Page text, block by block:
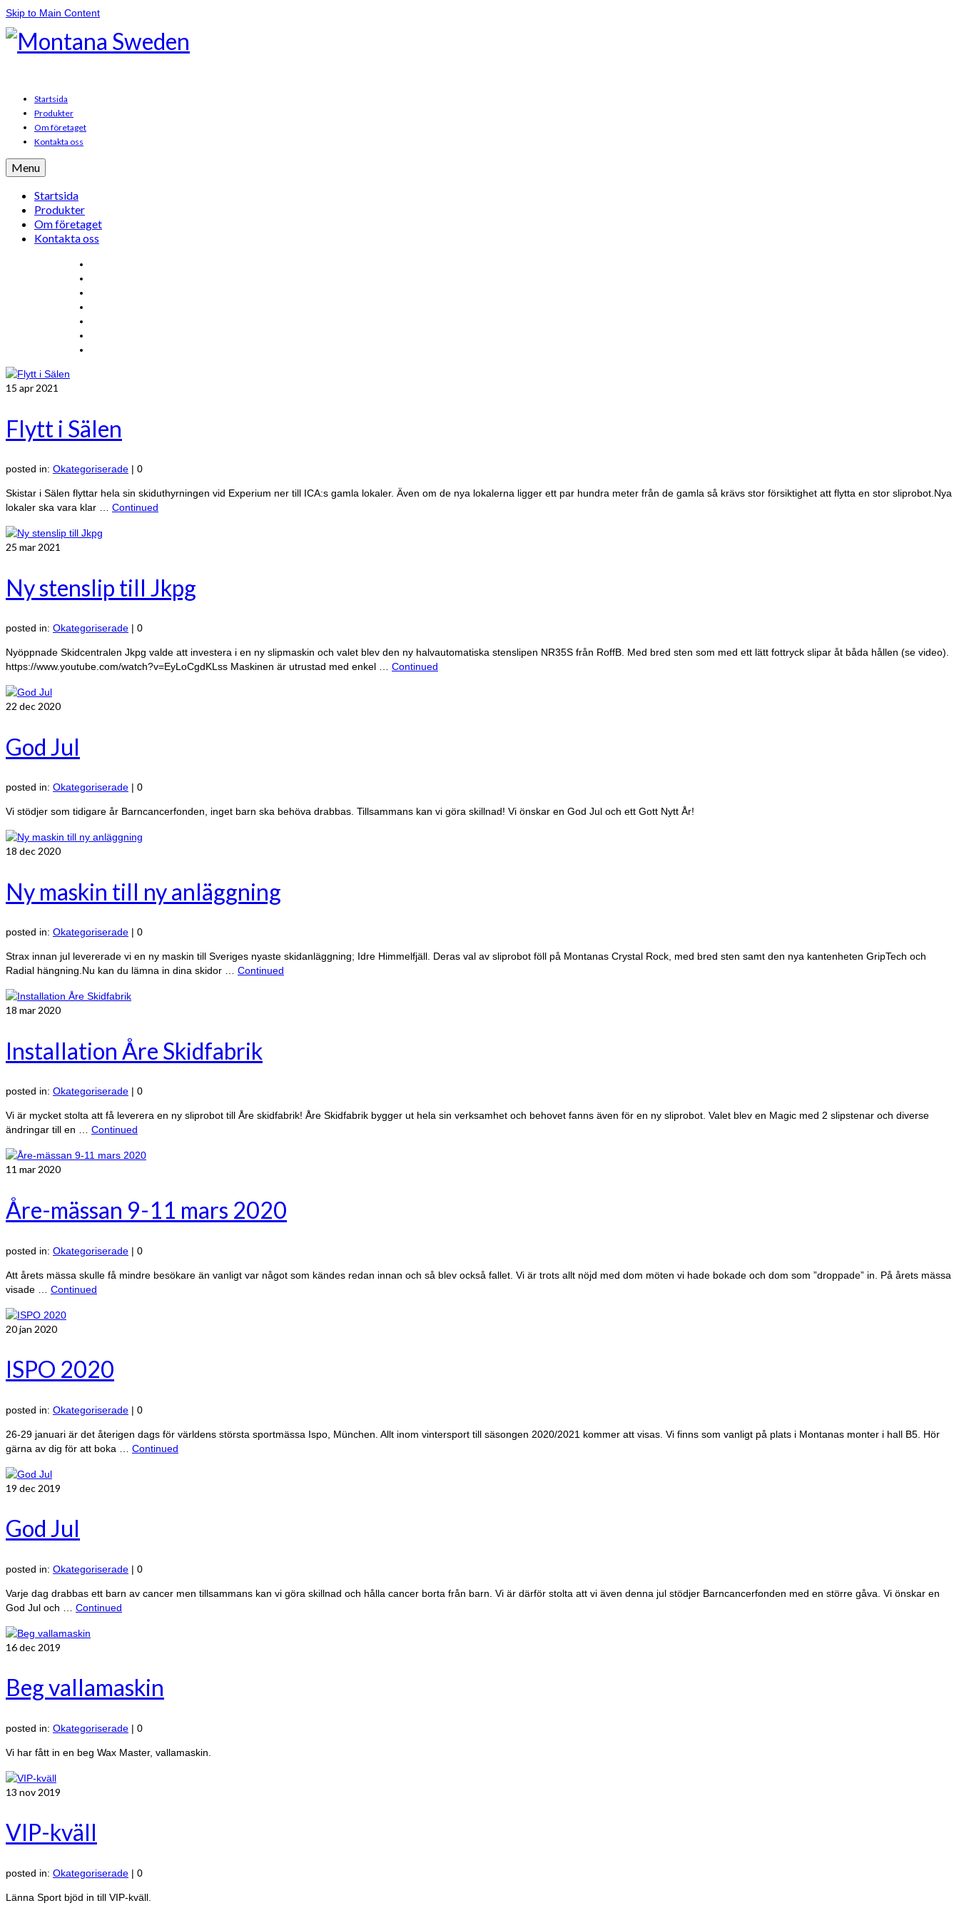
Skip to Main Content
Startsida
Produkter
Om företaget
Kontakta oss
Menu
Startsida
Produkter
Om företaget
Kontakta oss
15 apr 2021
Flytt i Sälen
posted in: Okategoriserade | 0
Skistar i Sälen flyttar hela sin skiduthyrningen vid Experium ner till ICA:s gamla lokaler. Även om de nya lokalerna ligger ett par hundra meter från de gamla så krävs stor försiktighet att flytta en stor sliprobot.Nya
lokaler ska vara klar … Continued
25 mar 2021
Ny stenslip till Jkpg
posted in: Okategoriserade | 0
Nyöppnade Skidcentralen Jkpg valde att investera i en ny slipmaskin och valet blev den ny halvautomatiska stenslipen NR35S från RoffB. Med bred sten som med ett lätt fottryck slipar åt båda hållen (se video).
https://www.youtube.com/watch?v=EyLoCgdKLss Maskinen är utrustad med enkel … Continued
22 dec 2020
God Jul
posted in: Okategoriserade | 0
Vi stödjer som tidigare år Barncancerfonden, inget barn ska behöva drabbas. Tillsammans kan vi göra skillnad! Vi önskar en God Jul och ett Gott Nytt År!
18 dec 2020
Ny maskin till ny anläggning
posted in: Okategoriserade | 0
Strax innan jul levererade vi en ny maskin till Sveriges nyaste skidanläggning; Idre Himmelfjäll. Deras val av sliprobot föll på Montanas Crystal Rock, med bred sten samt den nya kantenheten GripTech och
Radial hängning.Nu kan du lämna in dina skidor … Continued
18 mar 2020
Installation Åre Skidfabrik
posted in: Okategoriserade | 0
Vi är mycket stolta att få leverera en ny sliprobot till Åre skidfabrik! Åre Skidfabrik bygger ut hela sin verksamhet och behovet fanns även för en ny sliprobot. Valet blev en Magic med 2 slipstenar och diverse
ändringar till en … Continued
11 mar 2020
Åre-mässan 9-11 mars 2020
posted in: Okategoriserade | 0
Att årets mässa skulle få mindre besökare än vanligt var något som kändes redan innan och så blev också fallet. Vi är trots allt nöjd med dom möten vi hade bokade och dom som ”droppade” in. På årets mässa
visade … Continued
20jan 2020
ISPO 2020
posted in: Okategoriserade | 0
26-29 januari är det återigen dags för världens största sportmässa Ispo, München. Allt inom vintersport till säsongen 2020/2021 kommer att visas. Vi finns som vanligt på plats i Montanas monter i hall B5. Hör
gärna av dig för att boka … Continued
19 dec 2019
God Jul
posted in: Okategoriserade | 0
Varje dag drabbas ett barn av cancer men tillsammans kan vi göra skillnad och hålla cancer borta från barn. Vi är därför stolta att vi även denna jul stödjer Barncancerfonden med en större gåva. Vi önskar en
God Jul och … Continued
16dec 2019
Beg vallamaskin
posted in: Okategoriserade | 0
Vi har fått in en beg Wax Master, vallamaskin.
13 nov 2019
VIP-kväll
posted in: Okategoriserade | 0
Länna Sport bjöd in till VIP-kväll.